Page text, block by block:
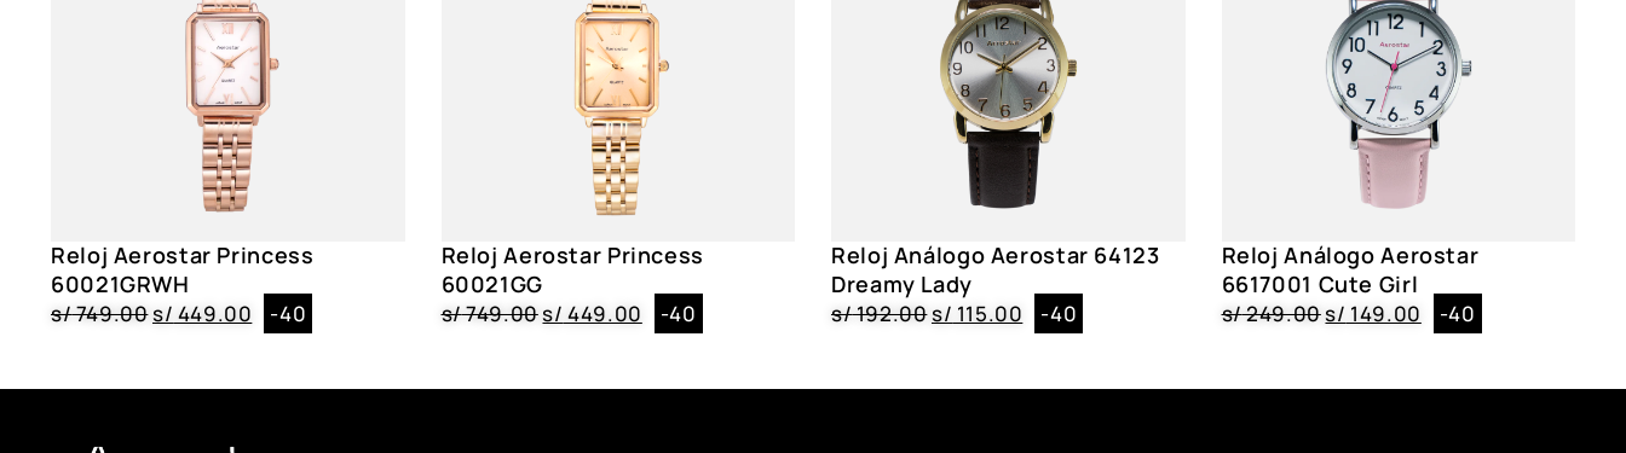
Acero Inoxidable, Plateado, Broche
Metal, Circular, 2.6 cm
Cristal Mineral, Blanco
Mujer
6218002 WH, 6218005 BL, 6228001, 6238001, 6218001
Reloj Aerostar Princess
60021GRWH
s/749.00s/ 449.00 -40
Reloj Aerostar Princess
60021GG
s/749.00s/ 449.00 -40
Reloj Análogo Aerostar 64123
Dreamy Lady
s/192.00s/ 115.00 -40
Reloj Análogo Aerostar
6617001 Cute Girl
s/249.00s/ 149.00 -40